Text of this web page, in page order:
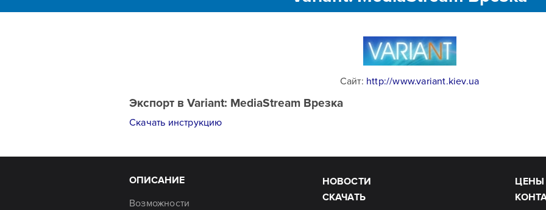
Сайт: http://www.variant.kiev.ua
Экспорт в Variant: MediaStream Врезка
Скачать инструкцию
ОПИСАНИЕ
Возможности
НОВОСТИ
ЦЕНЫ
СКАЧАТЬ